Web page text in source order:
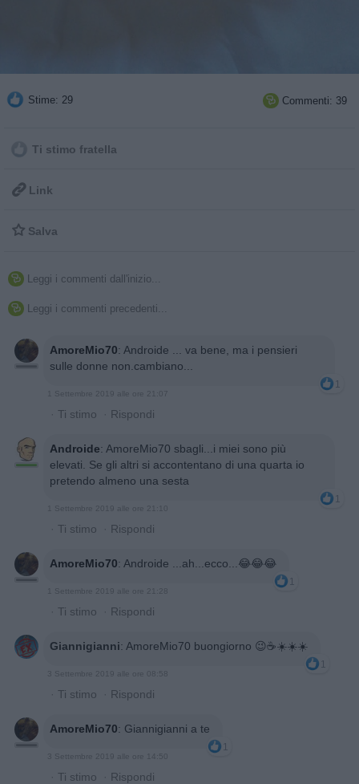
Stime: 29  Commenti: 39
Ti stimo fratella
 Link
 Salva
 Leggi i commenti dall'inizio...
 Leggi i commenti precedenti...
AmoreMio70: Androide ... va bene, ma i pensieri
sulle donne non.cambiano...
1
1 Settembre 2019 alle ore 21:07
· Ti stimo · Rispondi
Androide: AmoreMio70 sbagli...i miei sono più
elevati. Se gli altri si accontentano di una quarta io
pretendo almeno una sesta
1
1 Settembre 2019 alle ore 21:10
· Ti stimo · Rispondi
AmoreMio70: Androide ...ah...ecco...😂😂😂
1
1 Settembre 2019 alle ore 21:28
· Ti stimo · Rispondi
Giannigianni: AmoreMio70 buongiorno 😉☕☀️☀️☀️
1
3 Settembre 2019 alle ore 08:58
· Ti stimo · Rispondi
AmoreMio70: Giannigianni a te
1
3 Settembre 2019 alle ore 14:50
· Ti stimo · Rispondi